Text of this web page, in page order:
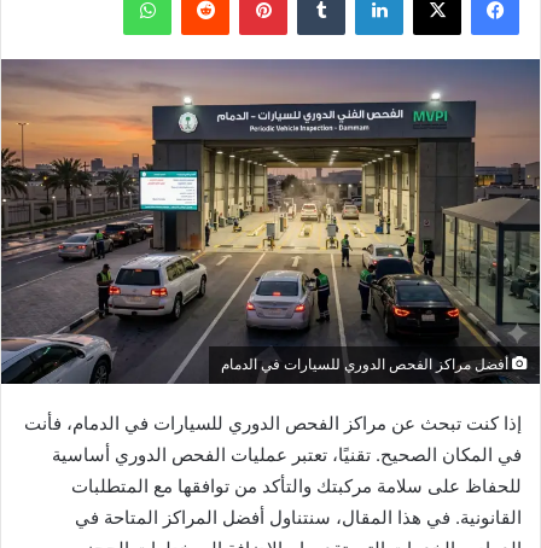
أفضل مراكز الفحص الدوري للسيارات في الدمام
إذا كنت تبحث عن مراكز الفحص الدوري للسيارات في الدمام، فأنت
في المكان الصحيح. تقنيًا، تعتبر عمليات الفحص الدوري أساسية
للحفاظ على سلامة مركبتك والتأكد من توافقها مع المتطلبات
القانونية. في هذا المقال، سنتناول أفضل المراكز المتاحة في